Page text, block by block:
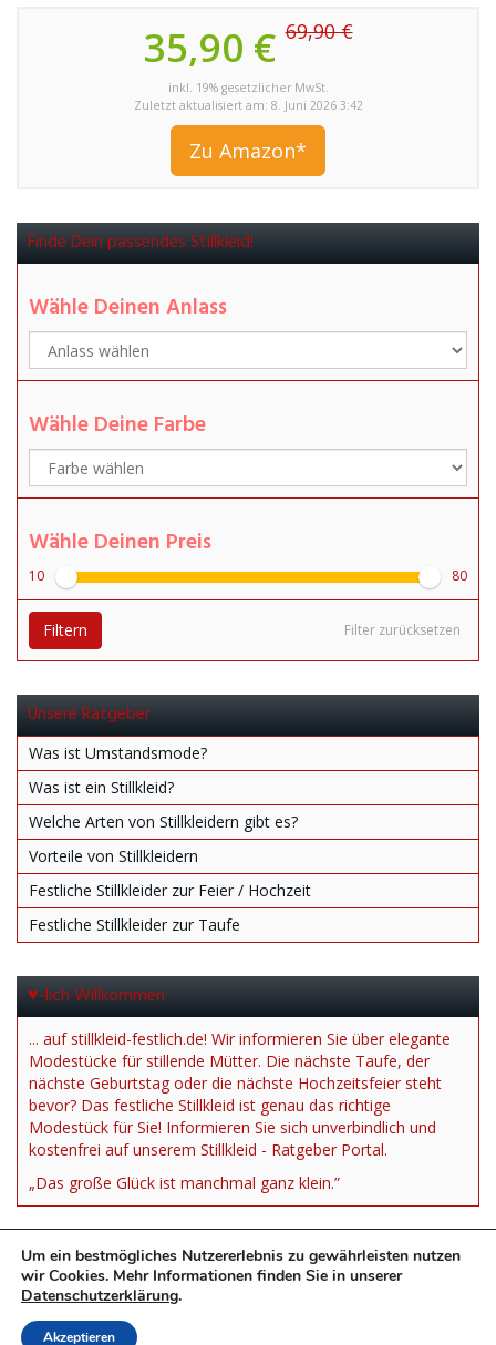
35,90 €69,90 €
inkl. 19% gesetzlicher MwSt.
Zuletzt aktualisiert am: 8. Juni 2026 3:42
Zu Amazon*
Finde Dein passendes Stillkleid!
Wähle Deinen Anlass
Wähle Deine Farbe
Wähle Deinen Preis
10 80
Filter zurücksetzen
Filtern
Unsere Ratgeber
Was ist Umstandsmode?
Was ist ein Stillkleid?
Welche Arten von Stillkleidern gibt es?
Vorteile von Stillkleidern
Festliche Stillkleider zur Feier / Hochzeit
Festliche Stillkleider zur Taufe
♥-lich Willkommen
... auf stillkleid-festlich.de! Wir informieren Sie über elegante
Modestücke für stillende Mütter. Die nächste Taufe, der
nächste Geburtstag oder die nächste Hochzeitsfeier steht
bevor? Das festliche Stillkleid ist genau das richtige
Modestück für Sie! Informieren Sie sich unverbindlich und
kostenfrei auf unserem Stillkleid - Ratgeber Portal.
„Das große Glück ist manchmal ganz klein.”
Impressum
Um ein bestmögliches Nutzererlebnis zu gewährleisten nutzen
wir Cookies. Mehr Informationen finden Sie in unserer
Datenschutzerklärung.
Akzeptieren